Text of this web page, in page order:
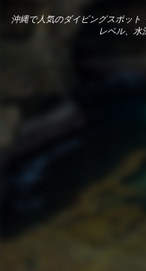
沖縄で人気のダイビングスポット
レベル、